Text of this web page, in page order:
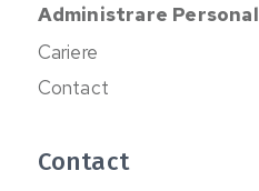
Administrare Personal
Cariere
Contact
Contact